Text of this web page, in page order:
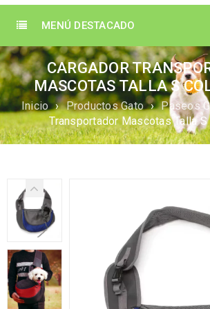
MENÚ DESTACADO
CARGADOR
MASCOTAS TALLA S
Inicio › Productos Gato › Paseos
Transportador Mascotas Talla S